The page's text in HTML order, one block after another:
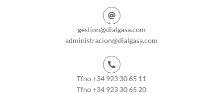
gestion@dialgasa.com
administracion@dialgasa.com
Tfno +34 923 30 65 11
Tfno +34 923 30 65 20